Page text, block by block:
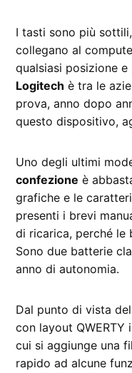
I tasti sono più
collegano al
qualsiasi posizione
Logitech è tra le
prova, anno dopo
questo dispositivo,
Uno degli ultimi
confezione è
grafiche e le
presenti i brevi
di ricarica, perché le
Sono due batterie
anno di autonomia.
Dal punto di vista
con layout
cui si aggiunge una
rapido ad alcune